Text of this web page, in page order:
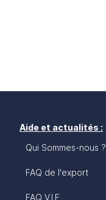
Aide et actualités :
Qui Sommes-nous ?
FAQ de l'export
FAQ V.I.E